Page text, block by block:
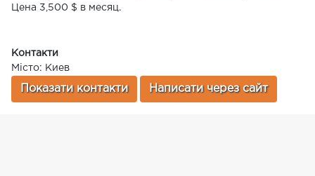
Цена 3,500 $ в месяц.
Контакти
Місто: Киев
Показати контакти Написати через сайт